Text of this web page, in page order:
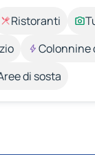
Ristoranti
Colonnine
di sosta